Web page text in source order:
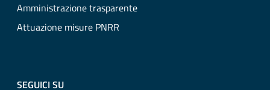
Amministrazione trasparente
Attuazione misure PNRR
SEGUICI SU